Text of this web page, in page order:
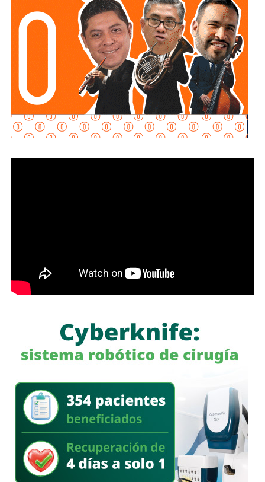
es que no cumplieron con ninguno de estos
requisitos “, declaró.
Martínez Acosta señaló quela dependencia mantiene
disposición para que Uber complete el procedimiento
y pueda operar conforme a la ley, por lo que descartó que
exista una postura de persecución hacia la empresa.
“No es un tema de persecución ni de cacería. Al contrario,
buscamos que ellos mismos nos ayuden a que la
a quienes se les ha explicado el proceso de
regularización.
deja a los propios conductores en una situación de
vulnerabilidad,al no contar con las condiciones legales
previstas por la normativa estatal.
“Es la empresa la que no cumple con lo que las leyes
locales establecen y eso deja a los operadores en estado
de indefensión”, señaló.